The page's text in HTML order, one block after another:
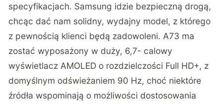
specyfikacjach. Samsung idzie bezpieczną drogą,
chcąc dać nam solidny, wydajny model, z którego
z pewnością klienci będą zadowoleni. A73 ma
zostać wyposażony w duży, 6,7- calowy
wyświetlacz AMOLED o rozdzielczości Full HD+, z
domyślnym odświeżaniem 90 Hz, choć niektóre
źródła wspominają o możliwości dostosowania